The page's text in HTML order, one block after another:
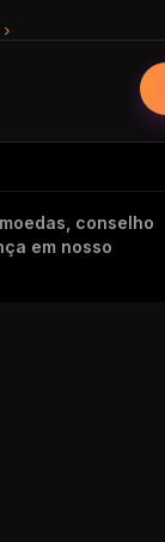
conselho
em nosso